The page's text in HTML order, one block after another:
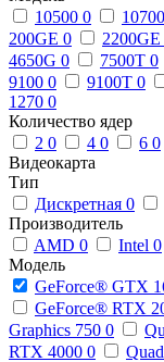
10500 0 10700
200GE 0 2200GE
4650G 0 7500T 0
9100 0 9100T 0
1270 0
Количество ядер
2 0 4 0 6 0
Видеокарта
Тип
Дискретная 0
Производитель
AMD 0 Intel 0
Модель
GeForce® GTX
GeForce® RTX
Graphics 750 0
RTX 4000 0